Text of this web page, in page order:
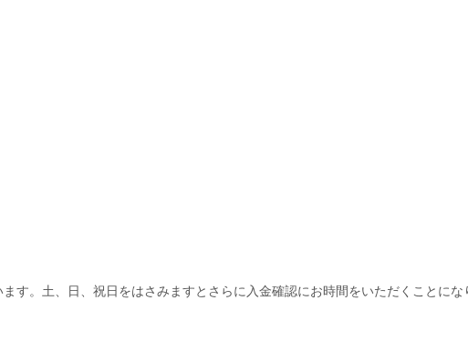
す。土、日、祝日をはさみますとさらに入金確認にお時間をいただくことに